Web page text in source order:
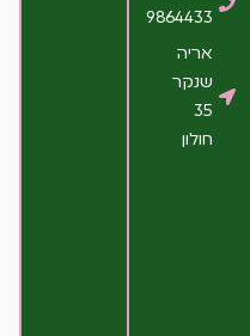
9864433
אריה
שנקר
35
חולון